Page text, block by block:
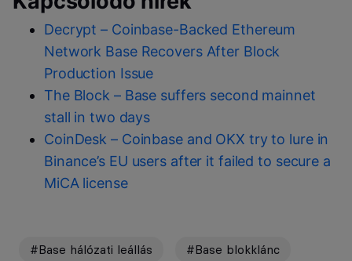
Decrypt – Coinbase-Backed Ethereum
Network Base Recovers After Block
Production Issue
The Block – Base suffers second mainnet
stall in two days
CoinDesk – Coinbase and OKX try to lure in
Binance’s EU users after it failed to secure a
MiCA license
#Base hálózati leállás
#Base blokklánc